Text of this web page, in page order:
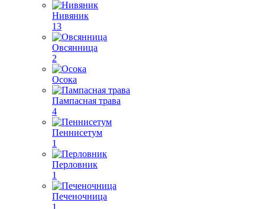
Нивяник
13
Овсянница
2
Осока
Пампасная трава
4
Пеннисетум
1
Перловник
1
Печеночница
1